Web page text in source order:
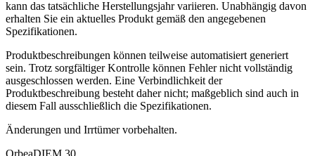
kann das tatsächliche Herstellungsjahr variieren. Unabhängig davon
erhalten Sie ein aktuelles Produkt gemäß den angegebenen
Spezifikationen.
Produktbeschreibungen können teilweise automatisiert generiert
sein. Trotz sorgfältiger Kontrolle können Fehler nicht vollständig
ausgeschlossen werden. Eine Verbindlichkeit der
Produktbeschreibung besteht daher nicht; maßgeblich sind auch in
diesem Fall ausschließlich die Spezifikationen.
Änderungen und Irrtümer vorbehalten.